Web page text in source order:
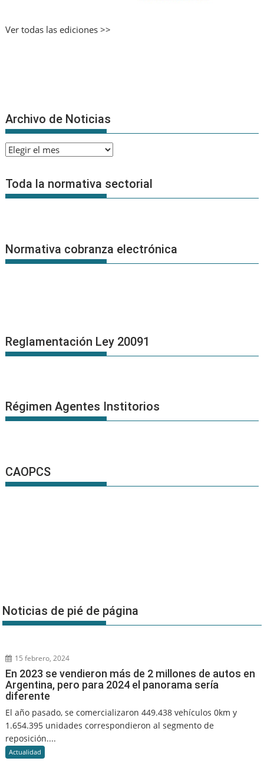
Ver todas las ediciones >>
Archivo de Noticias
Archivo
Noticias
Toda la normativa sectorial
Normativa cobranza electrónica
Reglamentación Ley 20091
Régimen Agentes Institorios
CAOPCS
Noticias de pié de página
15 febrero, 2024
En 2023 se vendieron más de 2 millones de autos en
Argentina, pero para 2024 el panorama sería
diferente
El año pasado, se comercializaron 449.438 vehículos 0km y
1.654.395 unidades correspondieron al segmento de
reposición....
Actualidad